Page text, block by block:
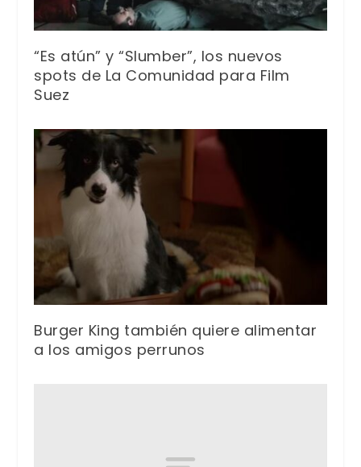
“Es atún” y “Slumber”, los nuevos
spots de La Comunidad para Film
Suez
Burger King también quiere alimentar
a los amigos perrunos